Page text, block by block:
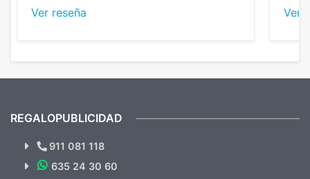
diferencia, con libretas de muy buena calidad
Ver reseña Ver
¿Quieres ver nuestras últimas
Novedades y Ofertas?
REGALOPUBLICIDAD
911 081 118
635 24 30 60